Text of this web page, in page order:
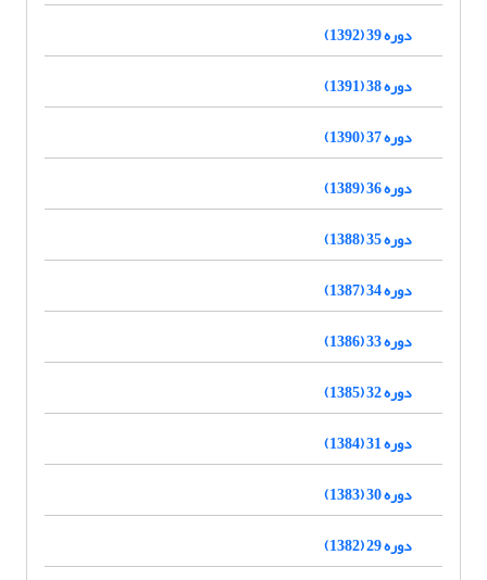
دوره 39 (1392)
دوره 38 (1391)
دوره 37 (1390)
دوره 36 (1389)
دوره 35 (1388)
دوره 34 (1387)
دوره 33 (1386)
دوره 32 (1385)
دوره 31 (1384)
دوره 30 (1383)
دوره 29 (1382)